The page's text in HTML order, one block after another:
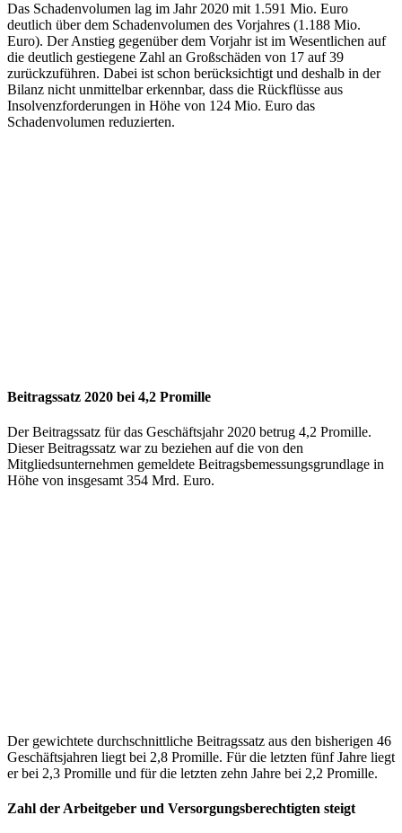
Das Schadenvolumen lag im Jahr 2020 mit 1.591 Mio. Euro
deutlich über dem Schadenvolumen des Vorjahres (1.188 Mio.
Euro). Der Anstieg gegenüber dem Vorjahr ist im Wesentlichen auf
die deutlich gestiegene Zahl an Großschäden von 17 auf 39
zurückzuführen. Dabei ist schon berücksichtigt und deshalb in der
Bilanz nicht unmittelbar erkennbar, dass die Rückflüsse aus
Insolvenzforderungen in Höhe von 124 Mio. Euro das
Schadenvolumen reduzierten.
Beitragssatz 2020 bei 4,2 Promille
Der Beitragssatz für das Geschäftsjahr 2020 betrug 4,2 Promille.
Dieser Beitragssatz war zu beziehen auf die von den
Mitgliedsunternehmen gemeldete Beitragsbemessungsgrundlage in
Höhe von insgesamt 354 Mrd. Euro.
Der gewichtete durchschnittliche Beitragssatz aus den bisherigen 46
Geschäftsjahren liegt bei 2,8 Promille. Für die letzten fünf Jahre liegt
er bei 2,3 Promille und für die letzten zehn Jahre bei 2,2 Promille.
Zahl der Arbeitgeber und Versorgungsberechtigten steigt